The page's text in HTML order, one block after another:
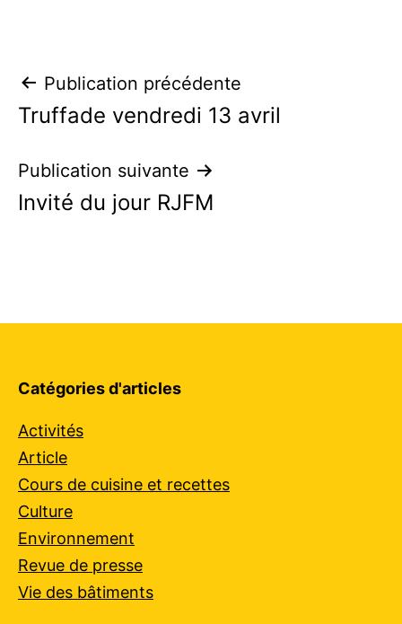
Navigation
de
l’article
Publication précédente
Truffade vendredi 13 avril
Publication suivante
Invité du jour RJFM
Catégories d'articles
Activités
Article
Cours de cuisine et recettes
Culture
Environnement
Revue de presse
Vie des bâtiments